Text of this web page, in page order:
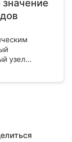
значение
узел
об